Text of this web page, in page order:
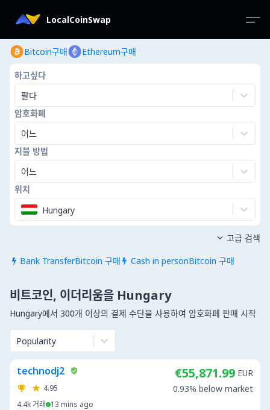
LocalCoinSwap
Bitcoin구매 Ethereum구매
하고싶다
팔다
암호화폐
어느
지불 방법
어느
위치
Hungary
 Bank TransferBitcoin 구매  Cash in personBitcoin 구매
 고급 검색
비트코인, 이더리움을 Hungary
Hungary에서 300개 이상의 결제 수단을 사용하여 암호화폐 판매 시작
Popularity
technodj2
4.95
4.4k 거래 13 mins ago
€55,871.99 EUR
0.93% below market